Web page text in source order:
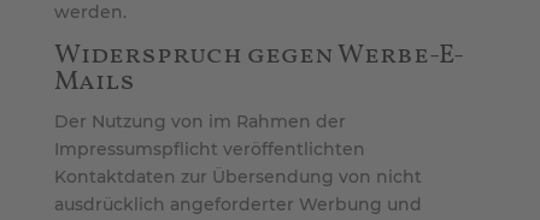
werden.
Widerspruch gegen Werbe-E-
Mails
Der Nutzung von im Rahmen der
Impressumspflicht veröffentlichten
Kontaktdaten zur Übersendung von nicht
ausdrücklich angeforderter Werbung und